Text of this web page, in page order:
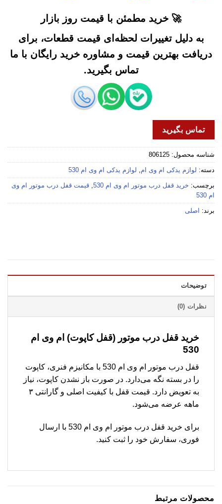
🚀 خرید مطمئن با قیمت روز بازار
به دلیل تغییرات لحظه‌ای قیمت قطعات، برای
دریافت بهترین قیمت و مشاوره خرید رایگان با ما
تماس بگیرید.
تماس بگیرید
شناسه محصول: 806125
دسته: لوازم یدکی ام وی ام, لوازم یدکی ام وی ام 530
برچسب: خرید قفل درب موتور ام وی ام 530 , قیمت قفل درب موتور ام وی
ام 530
برند: اصلی
توضیحات
نظرات (0)
خرید قفل درب موتور (قفل کاپوت) ام وی ام
530
قفل درب موتور ام وی ام 530 با مکانیزم فنری، کاپوت
را در بسته نگه می‌دارد. در صورت باز نشدن کاپوت، نیاز
به تعویض دارد. قیمت قفل با کیفیت اصلی و گارانتی ۳
ماهه عرضه می‌شود.
برای خرید قفل درب موتور ام وی ام 530 با ارسال
فوری، سفارش خود را ثبت کنید.
محصولات مرتبط